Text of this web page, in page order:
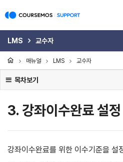
LMS 교수자
매뉴얼 LMS 교수자
목차보기
3. 강좌이수완료 설정
강좌이수완료를 위한 이수기준을 설